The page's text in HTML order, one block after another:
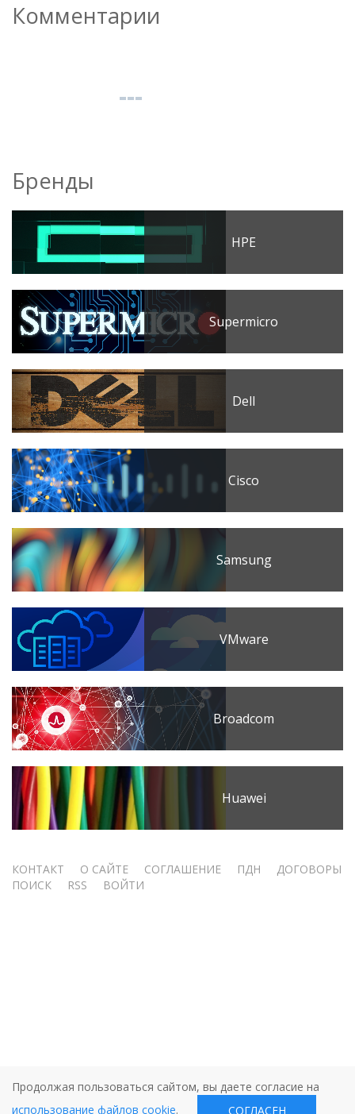
Комментарии
Бренды
HPE
Supermicro
Dell
Cisco
Samsung
VMware
Broadcom
Huawei
Меню
КОНТАКТ О САЙТЕ СОГЛАШЕНИЕ ПДН
ДОГОВОРЫ
ПОИСК
RSS ВОЙТИ
Продолжая пользоваться сайтом, вы даете согласие на
использование файлов cookie. СОГЛАСЕН